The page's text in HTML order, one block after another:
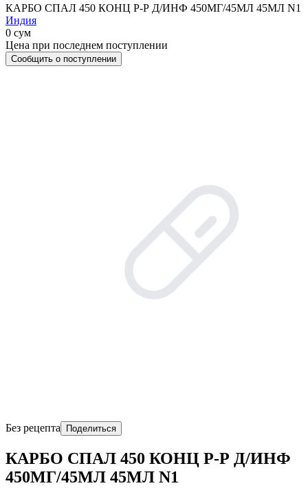
КАРБО СПАЛ 450 КОНЦ Р-Р Д/ИНФ 450МГ/45МЛ 45МЛ N1
Индия
0 сум
Цена при последнем поступлении
Сообщить о поступлении
Без рецепта Поделиться
КАРБО СПАЛ 450 КОНЦ Р-Р Д/ИНФ
450МГ/45МЛ 45МЛ N1